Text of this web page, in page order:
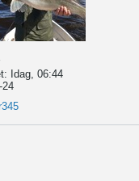
Idag, 06:44
24
345